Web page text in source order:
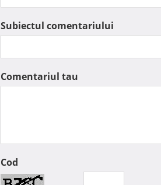
Subiectul comentariului
Comentariul tau
Cod